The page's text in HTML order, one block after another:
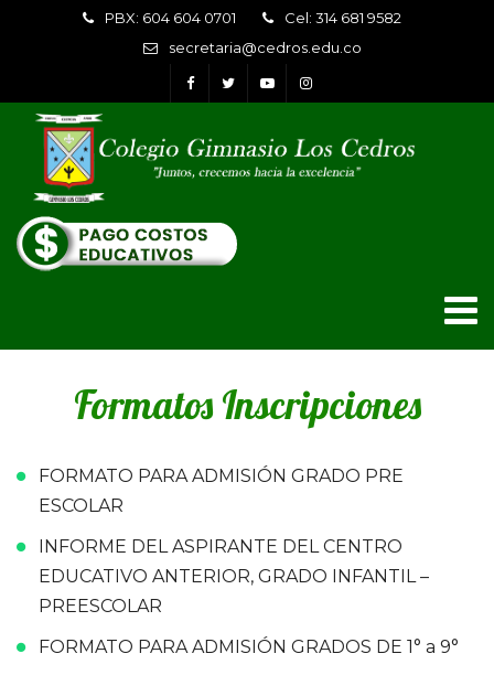
PBX: 604 604 0701
Cel: 314 681 9582
secretaria@cedros.edu.co
Formatos Inscripciones
FORMATO PARA ADMISIÓN GRADO PRE
ESCOLAR
INFORME DEL ASPIRANTE DEL CENTRO
EDUCATIVO ANTERIOR, GRADO INFANTIL –
PREESCOLAR
FORMATO PARA ADMISIÓN GRADOS DE 1° a 9°